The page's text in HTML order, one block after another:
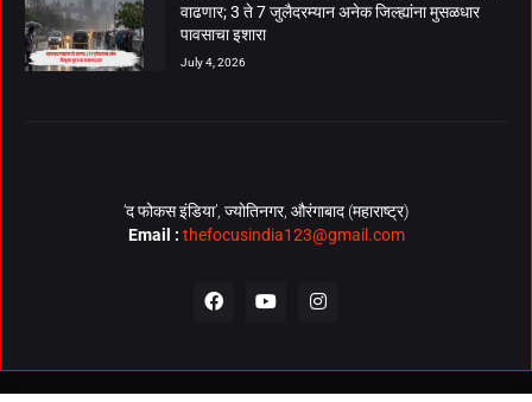
वाढणार; 3 ते 7 जुलैदरम्यान अनेक जिल्ह्यांना मुसळधार
पावसाचा इशारा
July 4, 2026
‘द फोकस इंडिया’, ज्योतिनगर, औरंगाबाद (महाराष्ट्र)
Email : thefocusindia123@gmail.com